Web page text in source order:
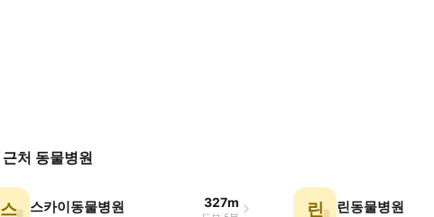
근처 동물병원
스 스카이동물병원 327m 린 린동물병원